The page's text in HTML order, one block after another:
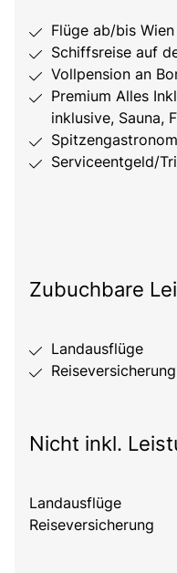
Flüge ab/bis
Schiffsreise auf
Vollpension an
Premium Alles
inklusive, Sauna,
Serviceentgeld/
Zubuchbare
Landausflüge
Reiseversicherung
Nicht inkl.
Landausflüge
Reiseversicherung